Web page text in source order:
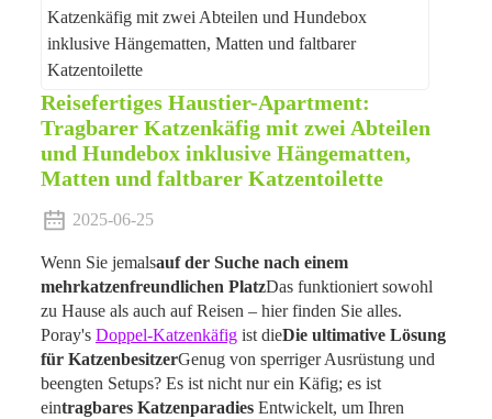
Reisefertiges Haustier-Apartment:
Tragbarer Katzenkäfig mit zwei Abteilen
und Hundebox inklusive Hängematten,
Matten und faltbarer Katzentoilette
2025-06-25
Wenn Sie jemalsauf der Suche nach einem
mehrkatzenfreundlichen PlatzDas funktioniert sowohl
zu Hause als auch auf Reisen – hier finden Sie alles.
Poray's Doppel-Katzenkäfigist dieDie ultimative Lösung
für KatzenbesitzerGenug von sperriger Ausrüstung und
beengten Setups? Es ist nicht nur ein Käfig; es ist
eintragbares KatzenparadiesEntwickelt, um Ihren